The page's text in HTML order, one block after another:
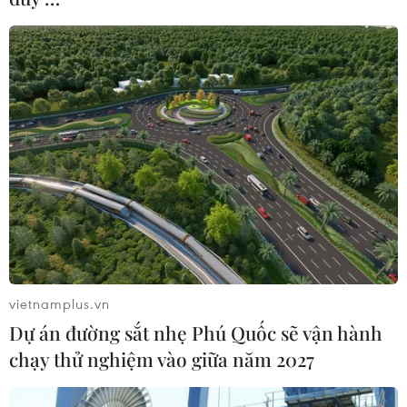
vietnamplus.vn
Dự án đường sắt nhẹ Phú Quốc sẽ vận hành
chạy thử nghiệm vào giữa năm 2027